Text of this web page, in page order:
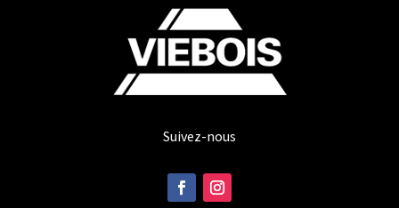
Suivez-nous